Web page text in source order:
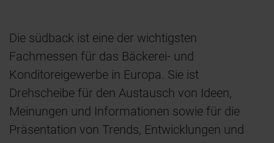
Die südback ist eine der wichtigsten
Fachmessen für das Bäckerei- und
Konditoreigewerbe in Europa. Sie ist
Drehscheibe für den Austausch von Ideen,
Meinungen und Informationen sowie für die
Präsentation von Trends, Entwicklungen und